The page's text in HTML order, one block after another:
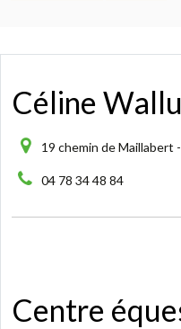
Céline
19 chemin de Maillabert
04 78 34 48 84
Centre